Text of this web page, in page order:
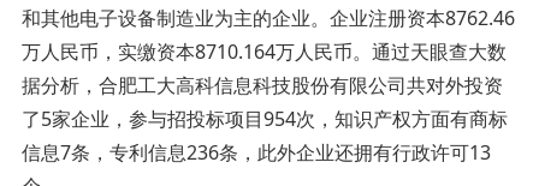
和其他电子设备制造业为主的企业。企业注册资本8762.46
万人民币，实缴资本8710.164万人民币。通过天眼查大数
据分析，合肥工大高科信息科技股份有限公司共对外投资
了5家企业，参与招投标项目954次，知识产权方面有商标
信息7条，专利信息236条，此外企业还拥有行政许可13